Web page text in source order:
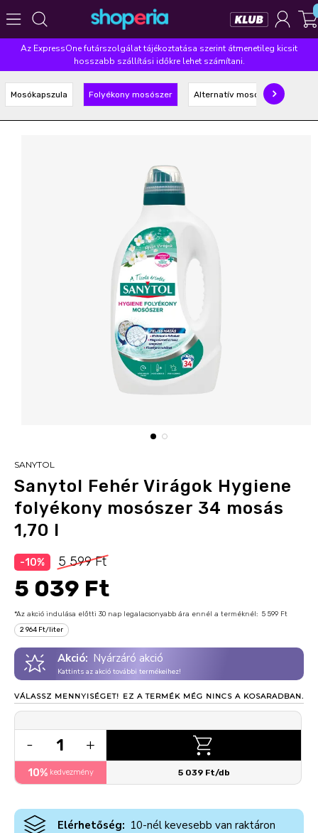
Népszerű kategóriák
Szépségápolás Élelmiszer Mosás Mosogatás
Takarítás Baba-mama Háztartás
Az ExpressOne futárszolgálat tájékoztatása szerint átmenetileg kicsit
hosszabb szállítási időkre lehet számítani.
Mosókapszula Folyékony mosószer Alternatív mosószer
SANYTOL
Sanytol Fehér Virágok Hygiene
folyékony mosószer 34 mosás
1,70 l
-10% 5 599 Ft
5 039 Ft
*Az akció indulása előtti 30 nap legalacsonyabb ára ennél a terméknél: 5 599 Ft
2 964 Ft/liter
Akció: Nyárzáró akció
Kattints az akció további termékeihez!
VÁLASSZ MENNYISÉGET! EZ A TERMÉK MÉG NINCS A KOSARADBAN.
- 1 +
10% kedvezmény 5 039 Ft/db
Elérhetőség: 10-nél kevesebb van raktáron